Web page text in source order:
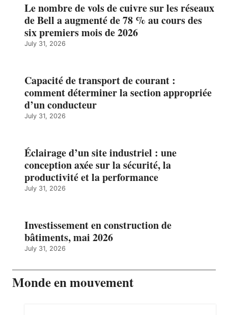
Le nombre de vols de cuivre sur les réseaux
de Bell a augmenté de 78 % au cours des
six premiers mois de 2026
July 31, 2026
Capacité de transport de courant :
comment déterminer la section appropriée
d’un conducteur
July 31, 2026
Éclairage d’un site industriel : une
conception axée sur la sécurité, la
productivité et la performance
July 31, 2026
Investissement en construction de
bâtiments, mai 2026
July 31, 2026
Monde en mouvement